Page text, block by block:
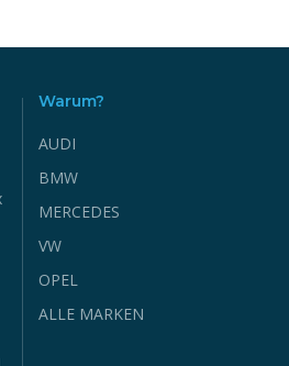
Warum?
AUDI
BMW
MERCEDES
VW
OPEL
ALLE MARKEN